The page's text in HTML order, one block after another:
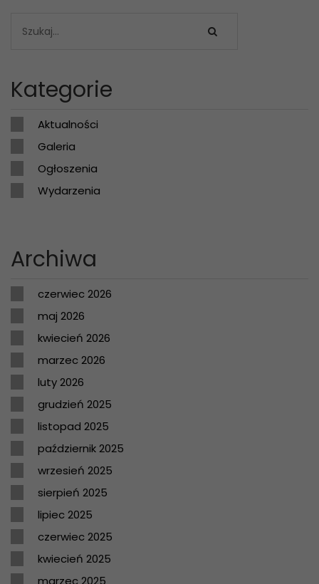
Kategorie
Aktualności
Galeria
Ogłoszenia
Wydarzenia
Archiwa
czerwiec 2026
maj 2026
kwiecień 2026
marzec 2026
luty 2026
grudzień 2025
listopad 2025
październik 2025
wrzesień 2025
sierpień 2025
lipiec 2025
czerwiec 2025
kwiecień 2025
marzec 2025